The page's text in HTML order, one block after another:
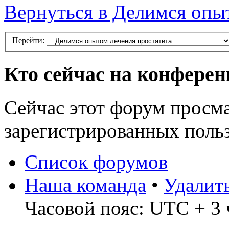
Вернуться в Делимся
Перейти:
Кто сейчас на
Сейчас этот форум
зарегистрированных
Список форумов
Наша команда •
Часовой пояс: UTC + 3